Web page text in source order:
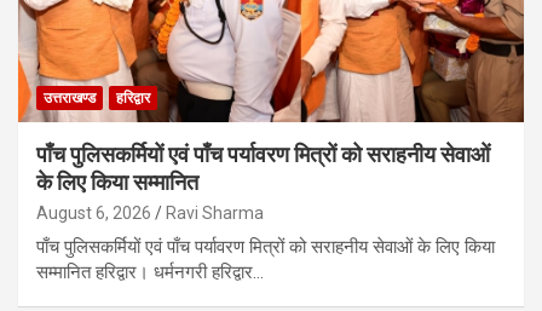
उत्तराखण्ड हरिद्वार
पाँच पुलिसकर्मियों एवं पाँच पर्यावरण मित्रों को सराहनीय सेवाओं
के लिए किया सम्मानित
August 6, 2026 Ravi Sharma
पाँच पुलिसकर्मियों एवं पाँच पर्यावरण मित्रों को सराहनीय सेवाओं के लिए किया
सम्मानित हरिद्वार। धर्मनगरी हरिद्वार…